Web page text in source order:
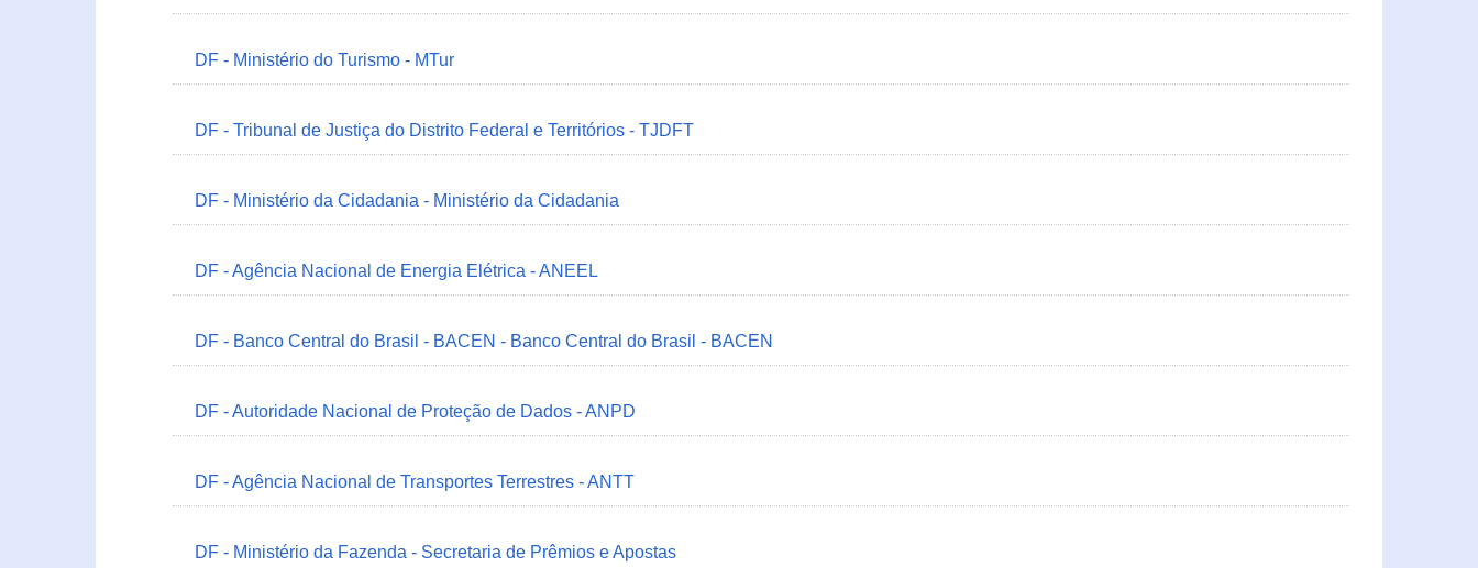
DF - Ministério do Turismo - MTur
DF - Tribunal de Justiça do Distrito Federal e Territórios - TJDFT
DF - Ministério da Cidadania - Ministério da Cidadania
DF - Agência Nacional de Energia Elétrica - ANEEL
DF - Banco Central do Brasil - BACEN - Banco Central do Brasil - BACEN
DF - Autoridade Nacional de Proteção de Dados - ANPD
DF - Agência Nacional de Transportes Terrestres - ANTT
DF - Ministério da Fazenda - Secretaria de Prêmios e Apostas